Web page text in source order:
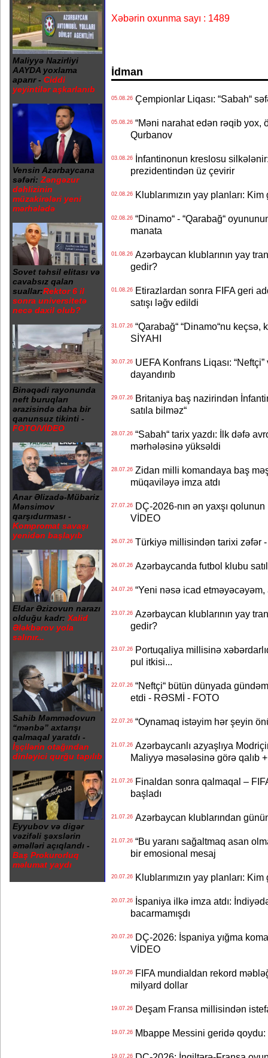
Maliyyə Nazirliyi
AAYDA yoxlama
aparır - Ciddi
yeyintilər aşkarlanıb
Vensin Azərbaycana
səfəri: Zəngəzur
dəhlizinin
müzakirələri yeni
mərhələdə
Sovet təhsil elitası və
cavabsız qalan
suallar:Rektor 6 il
sonra universitetə
necə daxil olub?
Binəqədi rayonunda
neft buruqları
ərazisində daha bir
qanunsuz tikinti -
FOTO/VİDEO
Anar Əlizadə-Mübariz
Mənsimov
qarşıdurması -
Kompromat savaşı
yenidən başlayıb
Eldar Əzizovun narazı
olduğu kadr: Xalid
Ələkbərov yola
salınır...
Sahib Məmmədovun
“mənbə” axtarışı
qalmaqal yaratdı -
İşçilərin otağından
dinləyici qurğu tapılıb
Eyyubov və digər
vəzifəli şəxslərin
əməlləri açıqlandı -
Baş Prokurorluq
məlumat yaydı
Xəbərin oxunma sayı : 1489
İdman
05.08.26Çempionlar Liqası: “Sabah“
05.08.26“Məni narahat edən rəqib yox,
Qurbanov
03.08.26İnfantinonun kreslosu
prezidentindən üz çevirir
02.08.26Klublarımızın yay planları:
02.08.26“Dinamo“ - “Qarabağ“
manata
01.08.26Azərbaycan klublarının yay
gedir?
01.08.26Etirazlardan sonra FIFA geri
satışı ləğv edildi
31.07.26“Qarabağ“ “Dinamo“nu keçsə,
SİYAHI
30.07.26UEFA Konfrans Liqası: “Neftçi”
dayandırıb
29.07.26Britaniya baş nazirindən
satıla bilməz“
28.07.26“Sabah“ tarix yazdı: İlk dəfə
mərhələsinə yüksəldi
28.07.26Zidan milli komandaya baş
müqaviləyə imza atdı
27.07.26DÇ-2026-nın ən yaxşı
VİDEO
26.07.26Türkiyə millisindən tarixi zəfər
26.07.26Azərbaycanda futbol klubu
24.07.26“Yeni nəsə icad etməyəcəyəm,
23.07.26Azərbaycan klublarının yay
gedir?
23.07.26Portuqaliya millisinə
pul itkisi...
22.07.26“Neftçi“ bütün dünyada
etdi - RƏSMİ - FOTO
22.07.26“Oynamaq istəyim hər şeyin
21.07.26Azərbaycanlı azyaşlıya
Maliyyə məsələsinə görə qalıb
21.07.26Finaldan sonra qalmaqal –
başladı
21.07.26Azərbaycan klublarından
21.07.26“Bu yaranı sağaltmaq asan
bir emosional mesaj
20.07.26Klublarımızın yay planları:
20.07.26İspaniya ilkə imza atdı:
bacarmamışdı
20.07.26DÇ-2026: İspaniya yığma
VİDEO
19.07.26FIFA mundialdan rekord
milyard dollar
19.07.26Deşam Fransa millisindən
19.07.26Mbappe Messini geridə qoydu:
19.07.26